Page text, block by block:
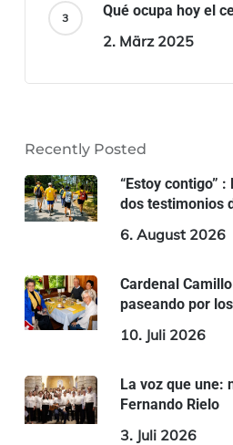
Qué ocupa hoy el
2. März 2025
Recently Posted
“Estoy contigo”
dos testimonios
6. August 2026
Cardenal
paseando por
10. Juli 2026
La voz que une:
Fernando Rielo
3. Juli 2026